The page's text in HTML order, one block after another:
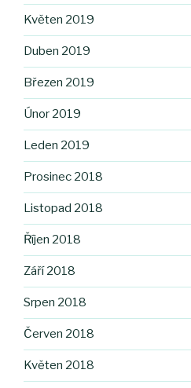
Květen 2019
Duben 2019
Březen 2019
Únor 2019
Leden 2019
Prosinec 2018
Listopad 2018
Říjen 2018
Září 2018
Srpen 2018
Červen 2018
Květen 2018